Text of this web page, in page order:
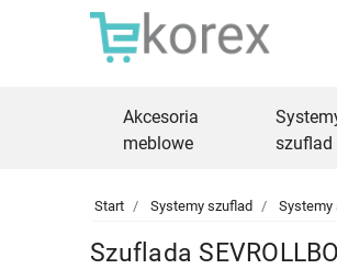
Akcesoria
meblowe
szuflad
Start Systemy szuflad Systemy
Szuflada